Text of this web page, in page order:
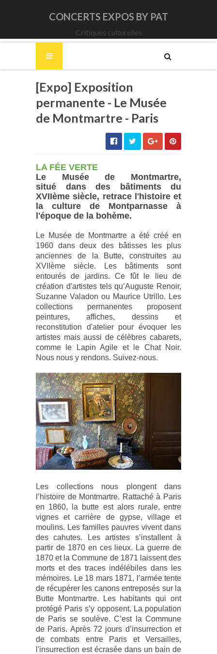
CONCERTS EXPOS BY PAT
Critiques culturelles
[Expo] Exposition
permanente - Le Musée
de Montmartre - Paris
LA FÉE VERTE
Le Musée de Montmartre,
situé dans des bâtiments du
XVIIème siècle, retrace l'histoire et
la culture de Montparnasse à
l'époque de la bohème.
Le Musée de Montmartre a été créé en
1960 dans deux des bâtisses les plus
anciennes de la Butte, construites au
XVIIème siècle. Les bâtiments sont
entourés de jardins. Ce fût le lieu de
création d'artistes tels qu’Auguste Renoir,
Suzanne Valadon ou Maurice Utrillo. Les
collections permanentes proposent
peintures, affiches, dessins et
reconstitution d'atelier pour évoquer les
artistes mais aussi de célèbres cabarets,
comme le Lapin Agile et le Chat Noir.
Nous nous y rendons. Suivez-nous.
Les collections nous plongent dans
l’histoire de Montmartre. Rattaché à Paris
en 1860, la butte est alors rurale, entre
vignes et carrière de gypse, village et
moulins. Les familles pauvres vivent dans
des cahutes. Les artistes s’installent à
partir de 1870 en ces lieux. La guerre de
1870 et la Commune de 1871 laissent des
morts et des traces indélébiles dans les
mémoires. Le 18 mars 1871, l’armée tente
de récupérer les canons entreposés sur la
Butte Montmartre. Les habitants qui ont
protégé Paris s’y opposent. La population
de Paris se soulève. C’est la Commune
de Paris. Après 72 jours d’insurrection et
de combats entre Paris et Versailles,
l'insurrection est écrasée dans un bain de